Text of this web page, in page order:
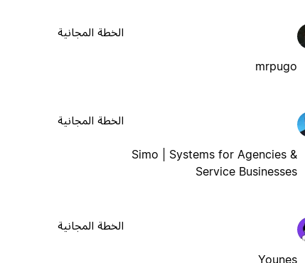
mrpugo
الخطة المجانية
Simo | Systems for Agencies &
Service Businesses
الخطة المجانية
Younes
الخطة المجانية